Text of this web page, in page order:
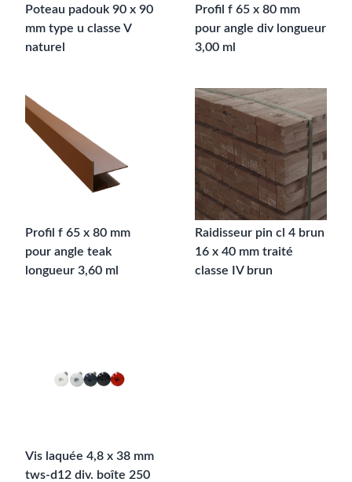
Poteau padouk 90 x 90
mm type u classe V
naturel
Profil f 65 x 80 mm
pour angle div longueur
3,00 ml
Profil f 65 x 80 mm
pour angle teak
longueur 3,60 ml
Raidisseur pin cl 4 brun
16 x 40 mm traité
classe IV brun
Vis laquée 4,8 x 38 mm
tws-d12 div. boîte 250